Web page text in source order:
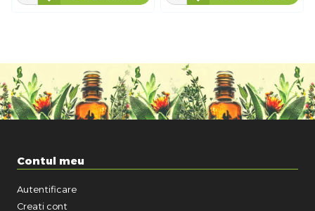
Contul meu
Autentificare
Creati cont